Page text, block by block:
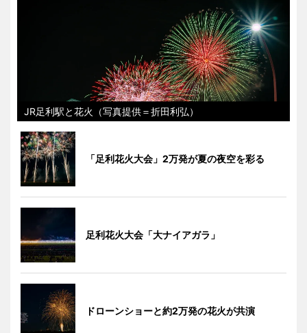
JR足利駅と花火（写真提供＝折田利弘）
「足利花火大会」2万発が夏の夜空を彩る
足利花火大会「大ナイアガラ」
ドローンショーと約2万発の花火が共演